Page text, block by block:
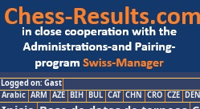
Logged on: Gast
Arabic ARM AZE BIH BUL CAT CHN CRO CZE DEN